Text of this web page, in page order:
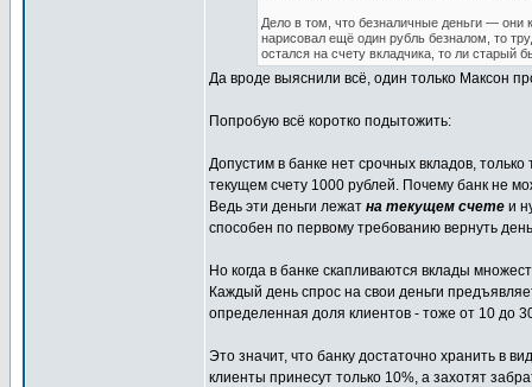
Дело в том, что безналичные деньги — они
нарисовал ещё один рубль безналом, то
остался на счету вкладчика, то ли старый
Да вроде выяснили всё, один только Максон
Попробую всё коротко подытожить:
Допустим в банке нет срочных вкладов,
текущем счету 1000 рублей. Почему банк не
Ведь эти деньги лежат на текущем счете и
способен по первому требованию вернуть
Но когда в банке скапливаются вклады
Каждый день спрос на свои деньги
определенная доля клиентов - тоже от 10 до
Это значит, что банку достаточно хранить в
клиенты принесут только 10%, а захотят